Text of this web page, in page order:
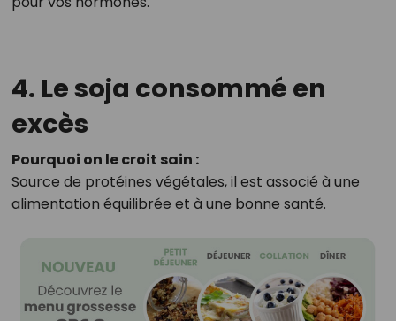
4. Le soja consommé en
excès
Pourquoi on le croit sain :
Source de protéines végétales, il est associé à une
alimentation équilibrée et à une bonne santé.